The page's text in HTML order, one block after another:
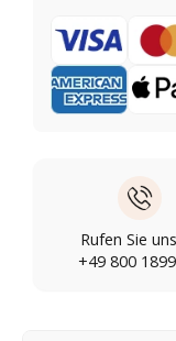
Rufen Sie
+49 800